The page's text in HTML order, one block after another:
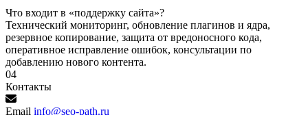
Что входит в «поддержку сайта»?
Технический мониторинг, обновление плагинов и ядра,
резервное копирование, защита от вредоносного кода,
оперативное исправление ошибок, консультации по
добавлению нового контента.
04
Контакты
Email info@seo-path.ru